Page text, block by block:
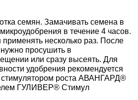
семян. Замачивать семена в
в течение 4 часов.
применять несколько раз. После
просушить в
или сразу высеять. Для
удобрения рекомендуется
стимулятором роста АВАНГАРД®
ГУЛИВЕР® Стимул